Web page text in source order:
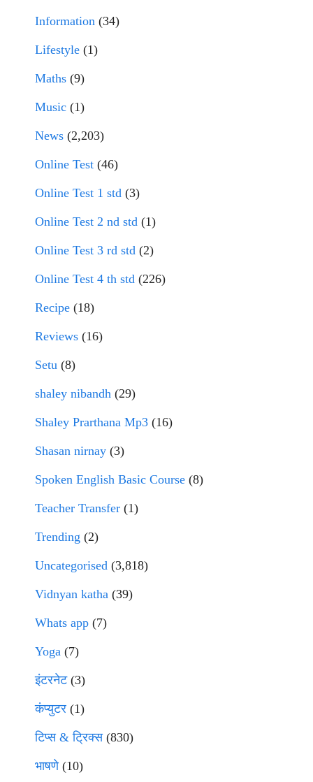
Information (34)
Lifestyle (1)
Maths (9)
Music (1)
News (2,203)
Online Test (46)
Online Test 1 std (3)
Online Test 2 nd std (1)
Online Test 3 rd std (2)
Online Test 4 th std (226)
Recipe (18)
Reviews (16)
Setu (8)
shaley nibandh (29)
Shaley Prarthana Mp3 (16)
Shasan nirnay (3)
Spoken English Basic Course (8)
Teacher Transfer (1)
Trending (2)
Uncategorised (3,818)
Vidnyan katha (39)
Whats app (7)
Yoga (7)
इंटरनेट(3)
कंप्युटर (1)
टिप्स & ट्रिक्स(830)
भाषणे(10)